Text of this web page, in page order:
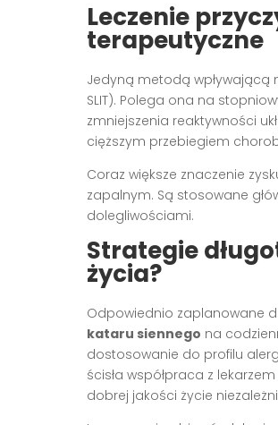
Leczenie
terapeutyczne
Jedyną metodą wpływającą
SLIT). Polega ona na
zmniejszenia reaktywności
cięższym przebiegiem
Coraz większe znaczenie
zapalnym. Są stosowane
dolegliwościami.
Strategie
życia?
Odpowiednio zaplanowane
kataru siennego na
dostosowanie do profilu
ścisła współpraca z
dobrej jakości życie